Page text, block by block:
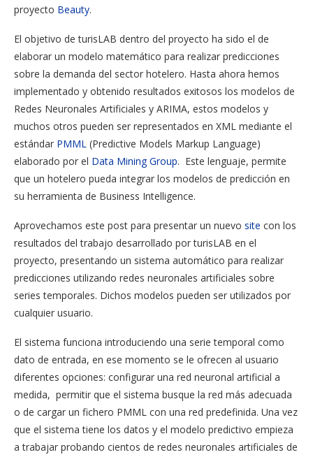
proyecto Beauty.
El objetivo de turisLAB dentro del proyecto ha sido el de
elaborar un modelo matemático para realizar predicciones
sobre la demanda del sector hotelero. Hasta ahora hemos
implementado y obtenido resultados exitosos los modelos de
Redes Neuronales Artificiales y ARIMA, estos modelos y
muchos otros pueden ser representados en XML mediante el
estándar PMML (Predictive Models Markup Language)
elaborado por el Data Mining Group. Este lenguaje, permite
que un hotelero pueda integrar los modelos de predicción en
su herramienta de Business Intelligence.
Aprovechamos este post para presentar un nuevo site con los
resultados del trabajo desarrollado por turisLAB en el
proyecto, presentando un sistema automático para realizar
predicciones utilizando redes neuronales artificiales sobre
series temporales. Dichos modelos pueden ser utilizados por
cualquier usuario.
El sistema funciona introduciendo una serie temporal como
dato de entrada, en ese momento se le ofrecen al usuario
diferentes opciones: configurar una red neuronal artificial a
medida, permitir que el sistema busque la red más adecuada
o de cargar un fichero PMML con una red predefinida. Una vez
que el sistema tiene los datos y el modelo predictivo empieza
a trabajar probando cientos de redes neuronales artificiales de